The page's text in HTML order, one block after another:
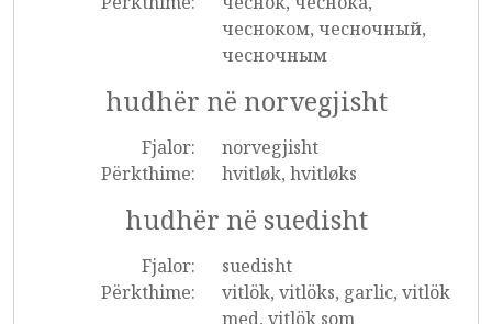
чесноком, чесночный,
чесночным
hudhër në norvegjisht
Fjalor:
norvegjisht
Përkthime:
hvitløk, hvitløks
hudhër në suedisht
Fjalor:
suedisht
Përkthime:
vitlök, vitlöks, garlic, vitlök
med, vitlök som